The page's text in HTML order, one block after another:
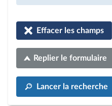
Effacer les champs
Replier le formulaire
Lancer la recherche